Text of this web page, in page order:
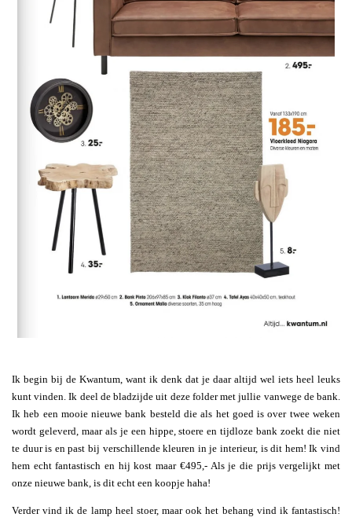
Ik begin bij de Kwantum, want ik denk dat je daar altijd wel iets heel leuks
kunt vinden. Ik deel de bladzijde uit deze folder met jullie vanwege de bank.
Ik heb een mooie nieuwe bank besteld die als het goed is over twee weken
wordt geleverd, maar als je een hippe, stoere en tijdloze bank zoekt die niet
te duur is en past bij verschillende kleuren in je interieur, is dit hem! Ik vind
hem echt fantastisch en hij kost maar €495,- Als je die prijs vergelijkt met
onze nieuwe bank, is dit echt een koopje haha!
Verder vind ik de lamp heel stoer, maar ook het behang vind ik fantastisch!